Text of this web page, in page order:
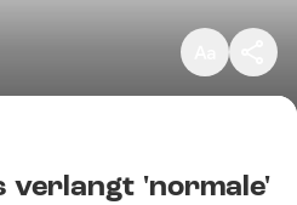
verlangt 'normale'